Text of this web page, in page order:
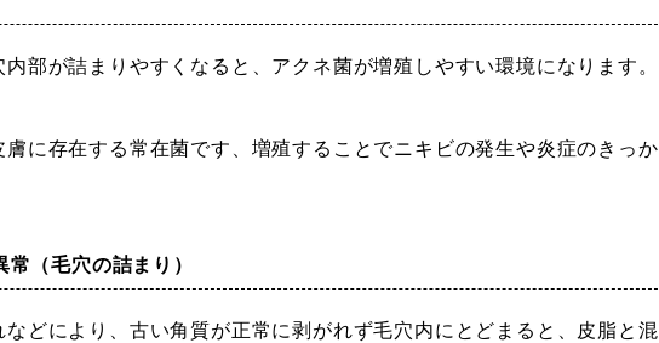
部が詰まりやすくなると、アクネ菌が増殖しやすい環境になります。
膚に存在する常在菌です、増殖することでニキビの発生や炎症のきっか
（毛穴の詰まり）
などにより、古い角質が正常に剥がれず毛穴内にとどまると、皮脂と混